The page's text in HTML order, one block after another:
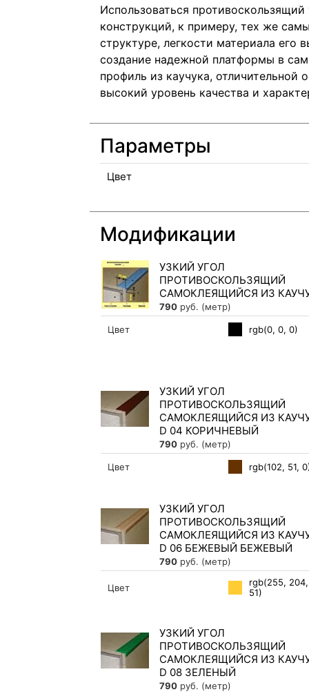
Использоваться
конструкций, к примеру, тех же
структуре, легкости материала его
создание надежной платформы в
профиль из каучука, отличительной
высокий уровень качества и
Параметры
Цвет
Модификации
УЗКИЙ УГОЛ
ПРОТИВОСКОЛЬЗЯЩИЙ
САМОКЛЕЯЩИЙСЯ ИЗ
790 руб. (метр)
Цвет rgb(0, 0, 0)
УЗКИЙ УГОЛ
ПРОТИВОСКОЛЬЗЯЩИЙ
САМОКЛЕЯЩИЙСЯ ИЗ
D 04 КОРИЧНЕВЫЙ
790 руб. (метр)
Цвет rgb(102, 51,
УЗКИЙ УГОЛ
ПРОТИВОСКОЛЬЗЯЩИЙ
САМОКЛЕЯЩИЙСЯ ИЗ
D 06 БЕЖЕВЫЙ БЕЖЕВЫЙ
790 руб. (метр)
Цвет
rgb(255, 204,
51)
УЗКИЙ УГОЛ
ПРОТИВОСКОЛЬЗЯЩИЙ
САМОКЛЕЯЩИЙСЯ ИЗ
D 08 ЗЕЛЕНЫЙ
790 руб. (метр)